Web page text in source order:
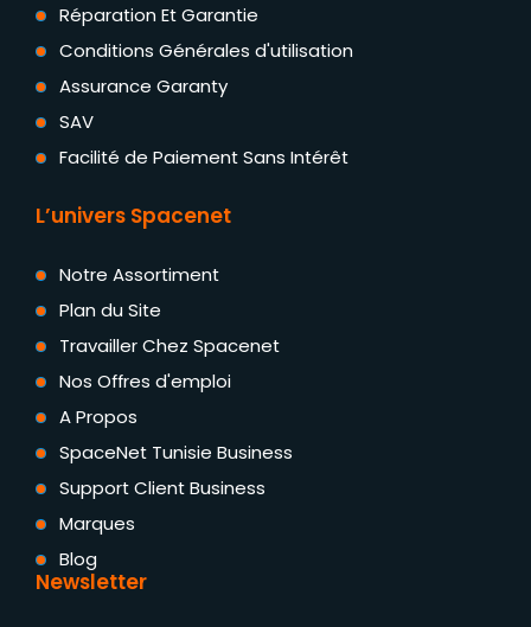
Réparation Et Garantie
Conditions Générales d'utilisation
Assurance Garanty
SAV
Facilité de Paiement Sans Intérêt
L’univers Spacenet
Notre Assortiment
Plan du Site
Travailler Chez Spacenet
Nos Offres d'emploi
A Propos
SpaceNet Tunisie Business
Support Client Business
Marques
Blog
Newsletter